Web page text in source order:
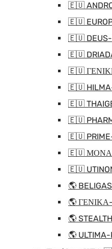
🇪🇺
🇪🇺
🇪🇺 DEUS-
🇪🇺
🇪🇺
🇪🇺 HILMA-
🇪🇺
🇪🇺
🇪🇺
🇪🇺
🇪🇺
🌎
🌎
🌎
🌎